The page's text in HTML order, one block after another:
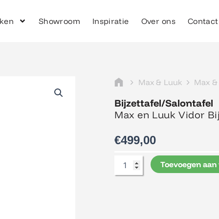
Showroom Inspiratie Over ons Contact
Max & Luuk Max
Bijzettafel/Salontafel
Max en Luuk Vidor
€499,00
Luuk
Toevoegen